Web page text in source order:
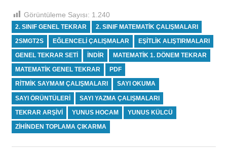
Görüntüleme Sayısı: 1.240
2. SINIF GENEL TEKRAR 2. SINIF MATEMATIK ÇALIŞMALARI
2SMGT2S EĞLENCELI ÇALIŞMALAR EŞITLIK ALIŞTIRMALARI
GENEL TEKRAR SETI INDIR MATEMATIK 1. DÖNEM TEKRAR
MATEMATIK GENEL TEKRAR PDF
RITMIK SAYMAM ÇALIŞMALARI SAYI OKUMA
SAYI ÖRÜNTÜLERI SAYI YAZMA ÇALIŞMALARI
TEKRAR ARŞIVI YUNUS HOCAM YUNUS KÜLCÜ
ZIHINDEN TOPLAMA ÇIKARMA